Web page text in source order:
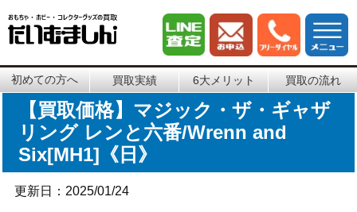
初めての方へ 買取実績 6大メリット 買取の流れ
【買取価格】マジック・ザ・ギャザ
リング レンと六番/Wrenn and
Six[MH1]《日》
更新日：2025/01/24